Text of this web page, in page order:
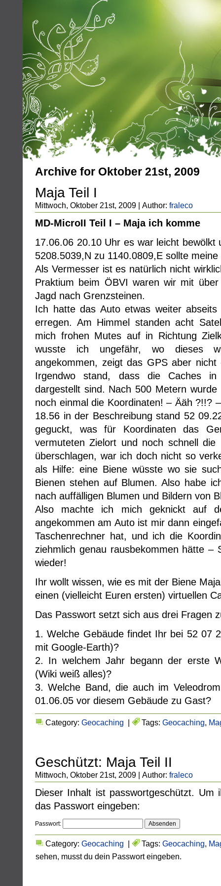
Archive for Oktober 21st, 2009
Maja Teil I
Mittwoch, Oktober 21st, 2009 | Author: fraleco
MD-MicroII Teil I – Maja ich komme
17.06.06 20.10 Uhr es war leicht bewölkt
5208.5039,N zu 1140.0809,E sollte
Als Vermesser ist es natürlich nicht
Praktium beim ÖBVI waren wir mit
Jagd nach Grenzsteinen.
Ich hatte das Auto etwas weiter
erregen. Am Himmel standen acht
mich frohen Mutes auf in Richtung
wusste ich ungefähr, wo dieses
angekommen, zeigt das GPS aber
Irgendwo stand, dass die Caches in
dargestellt sind. Nach 500 Metern
noch einmal die Koordinaten! – Ääh ?!!?
18.56 in der Beschreibung stand 52
geguckt, was für Koordinaten das
vermuteten Zielort und noch schnell die
überschlagen, war ich doch nicht so
als Hilfe: eine Biene wüsste wo sie
Bienen stehen auf Blumen. Also habe
nach auffälligen Blumen und Bildern von
Also machte ich mich geknickt auf
angekommen am Auto ist mir dann
Taschenrechner hat, und ich die
ziehmlich genau rausbekommen hätte –
wieder!
Ihr wollt wissen, wie es mit der Biene
einen (vielleicht Euren ersten) virtuellen
Das Passwort setzt sich aus drei Fragen
1. Welche Gebäude findet Ihr bei 52 07
mit Google-Earth)?
2. In welchem Jahr begann der erste
(Wiki weiß alles)?
3. Welche Band, die auch im
01.06.05 vor diesem Gebäude zu Gast?
Category: Geocaching | Tags: Geocaching,
Geschützt: Maja Teil II
Mittwoch, Oktober 21st, 2009 | Author: fraleco
Dieser Inhalt ist passwortgeschützt. Um
das Passwort eingeben:
Passwort:
Category: Geocaching | Tags: Geocaching,
sehen, musst du dein Passwort eingeben.